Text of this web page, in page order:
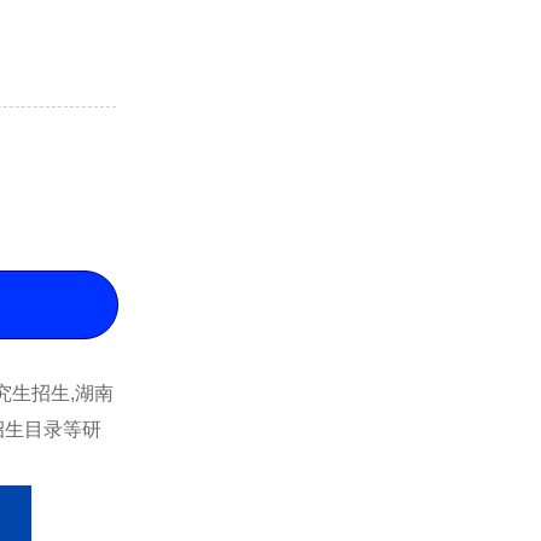
生招生,湖南
目录等研